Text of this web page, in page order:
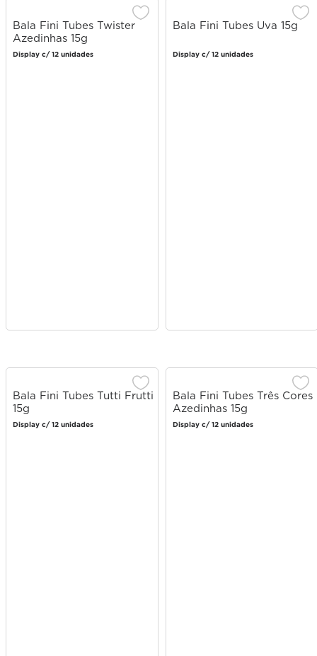
Bala Fini Tubes Twister
Azedinhas 15g
Display c/ 12 unidades
Bala Fini Tubes Uva 15g
Display c/ 12 unidades
Bala Fini Tubes Tutti Frutti
15g
Display c/ 12 unidades
Bala Fini Tubes Três Cores
Azedinhas 15g
Display c/ 12 unidades